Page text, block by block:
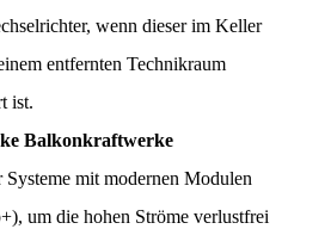
wenn dieser im Keller
entfernten Technikraum
ist.
Balkonkraftwerke
Systeme mit modernen Modulen
um die hohen Ströme verlustfrei